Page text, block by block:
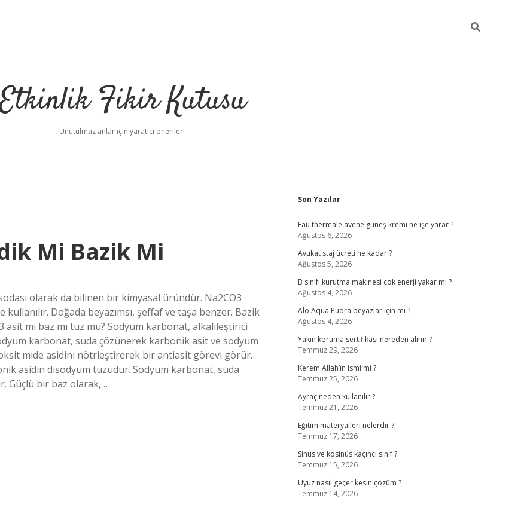
Fikir Kutusu
Unutulmaz anlar için yaratıcı öneriler!
Mi Bazik Mi
olarak da bilinen bir kimyasal üründür. Na2CO3
Doğada beyazımsı, şeffaf ve taşa benzer. Bazik
mi baz mı tuz mu? Sodyum karbonat, alkalileştirici
karbonat, suda çözünerek karbonik asit ve sodyum
mide asidini nötrleştirerek bir antiasit görevi görür.
asidin disodyum tuzudur. Sodyum karbonat, suda
Güçlü bir baz olarak,…
Sidebar
Son Yazılar
Eau thermale avene güneş kremi ne işe yarar ?
Ağustos 6, 2026
Avukat staj ücreti ne kadar ?
Ağustos 5, 2026
B sınıfı kurutma makinesi çok enerji yakar mı ?
Ağustos 4, 2026
Alo Aqua Pudra beyazlar için mi ?
Ağustos 4, 2026
Yakın koruma sertifikası nereden alınır ?
Temmuz 29, 2026
Kerem Allah’ın ismi mi ?
Temmuz 25, 2026
Ayraç neden kullanılır ?
Temmuz 21, 2026
Eğitim materyalleri nelerdir ?
Temmuz 17, 2026
Sinüs ve kosinüs kaçıncı sınıf ?
Temmuz 15, 2026
Uyuz nasıl geçer kesin çözüm ?
Temmuz 14, 2026